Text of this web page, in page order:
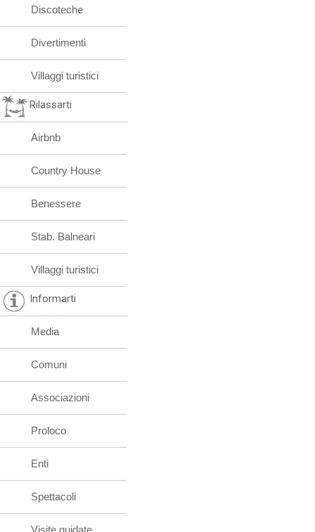
Discoteche
Divertimenti
Villaggi turistici
Rilassarti
Airbnb
Country House
Benessere
Stab. Balneari
Villaggi turistici
Informarti
Media
Comuni
Associazioni
Proloco
Enti
Spettacoli
Visite guidate